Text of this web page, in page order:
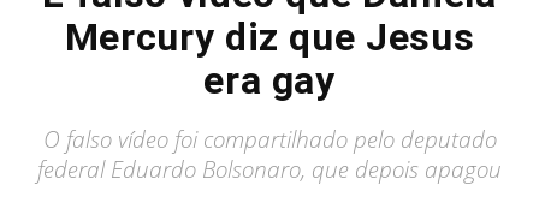
Mercury diz que Jesus
era gay
O falso vídeo foi compartilhado pelo deputado
federal Eduardo Bolsonaro, que depois apagou